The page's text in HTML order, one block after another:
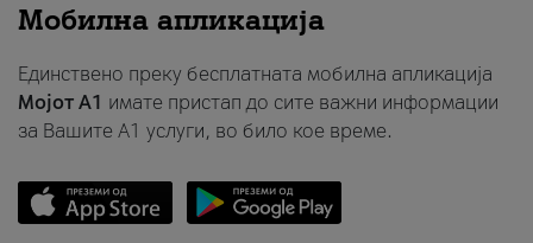
Мобилна апликација
Единствено преку бесплатната мобилна апликација
Мојот A1 имате пристап до сите важни информации
за Вашите A1 услуги, во било кое време.